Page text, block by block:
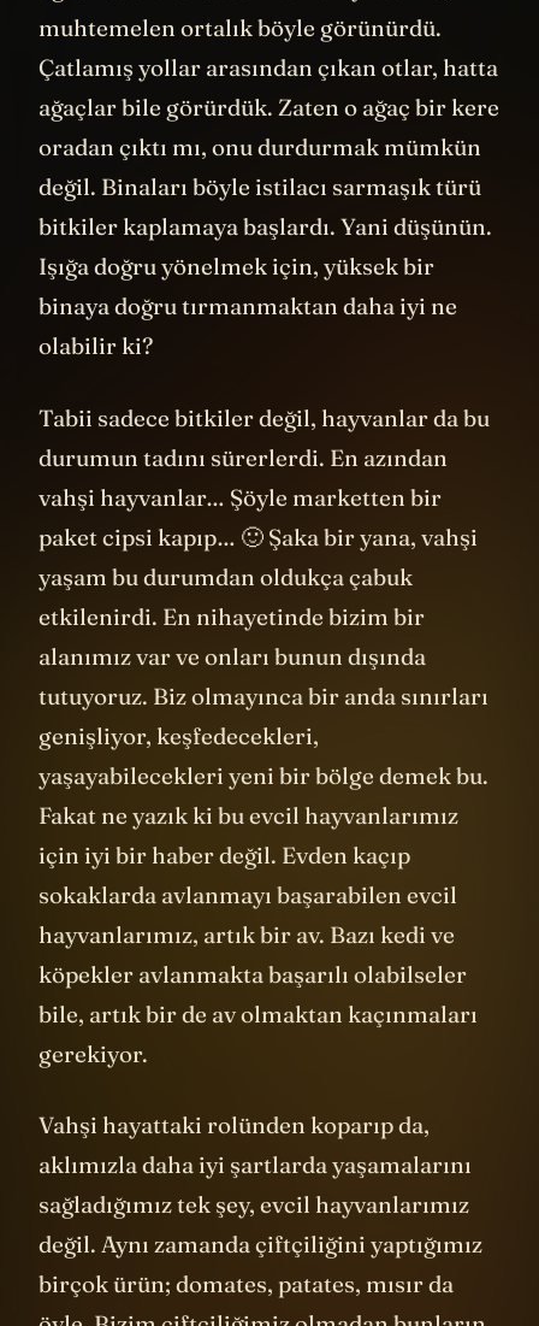
muhtemelen ortalık böyle görünürdü.
Çatlamış yollar arasından çıkan otlar, hatta
ağaçlar bile görürdük. Zaten o ağaç bir kere
oradan çıktı mı, onu durdurmak mümkün
değil. Binaları böyle istilacı sarmaşık türü
bitkiler kaplamaya başlardı. Yani düşünün.
Işığa doğru yönelmek için, yüksek bir
binaya doğru tırmanmaktan daha iyi ne
olabilir ki?
Tabii sadece bitkiler değil, hayvanlar da bu
durumun tadını sürerlerdi. En azından
vahşi hayvanlar… Şöyle marketten bir
paket cipsi kapıp… 🙂 Şaka bir yana, vahşi
yaşam bu durumdan oldukça çabuk
etkilenirdi. En nihayetinde bizim bir
alanımız var ve onları bunun dışında
tutuyoruz. Biz olmayınca bir anda sınırları
genişliyor, keşfedecekleri,
yaşayabilecekleri yeni bir bölge demek bu.
Fakat ne yazık ki bu evcil hayvanlarımız
için iyi bir haber değil. Evden kaçıp
sokaklarda avlanmayı başarabilen evcil
hayvanlarımız, artık bir av. Bazı kedi ve
köpekler avlanmakta başarılı olabilseler
bile, artık bir de av olmaktan kaçınmaları
gerekiyor.
Vahşi hayattaki rolünden koparıp da,
aklımızla daha iyi şartlarda yaşamalarını
sağladığımız tek şey, evcil hayvanlarımız
değil. Aynı zamanda çiftçiliğini yaptığımız
birçok ürün; domates, patates, mısır da